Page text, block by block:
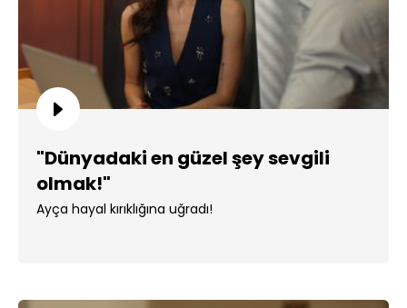
"Dünyadaki en güzel şey sevgili
olmak!"
Ayça hayal kırıklığına uğradı!